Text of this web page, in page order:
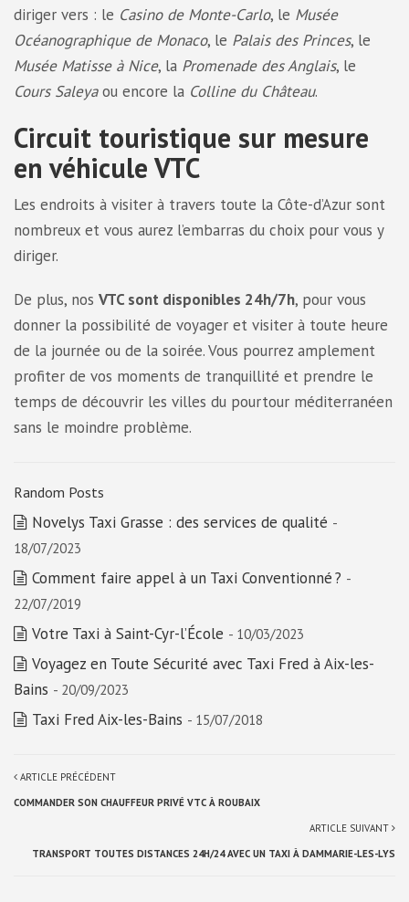
diriger vers : le Casino de Monte-Carlo, le Musée
Océanographique de Monaco, le Palais des Princes, le
Musée Matisse à Nice, la Promenade des Anglais, le
Cours Saleyaou encore la Colline du Château.
Circuit touristique sur mesure
en véhicule VTC
Les endroits à visiter à travers toute la Côte-d’Azur sont
nombreux et vous aurez l’embarras du choix pour vous y
diriger.
De plus, nos VTC sont disponibles 24h/7h, pour vous
donner la possibilité de voyager et visiter à toute heure
de la journée ou de la soirée. Vous pourrez amplement
profiter de vos moments de tranquillité et prendre le
temps de découvrir les villes du pourtour méditerranéen
sans le moindre problème.
Random Posts
Novelys Taxi Grasse : des services de qualité -
18/07/2023
Comment faire appel à un Taxi Conventionné ? -
22/07/2019
Votre Taxi à Saint-Cyr-l’École - 10/03/2023
Voyagez en Toute Sécurité avec Taxi Fred à Aix-les-
Bains - 20/09/2023
Taxi Fred Aix-les-Bains - 15/07/2018
ARTICLE PRÉCÉDENT
COMMANDER SON CHAUFFEUR PRIVÉ VTC À ROUBAIX
ARTICLE SUIVANT
TRANSPORT TOUTES DISTANCES 24H/24 AVEC UN TAXI À DAMMARIE-LES-LYS